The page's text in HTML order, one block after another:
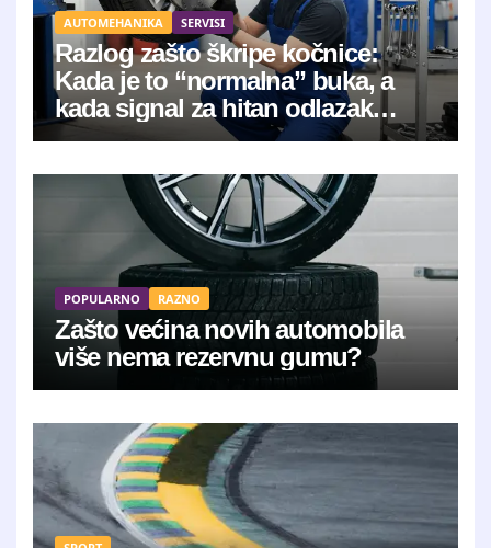
AUTOMEHANIKA SERVISI
Razlog zašto škripe kočnice:
Kada je to “normalna” buka, a
kada signal za hitan odlazak
mehaničaru?
POPULARNO RAZNO
Zašto većina novih automobila
više nema rezervnu gumu?